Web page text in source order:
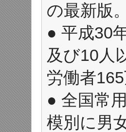
の最新版。
● 平成30
及び10人
労働者
● 全国常
模別に男